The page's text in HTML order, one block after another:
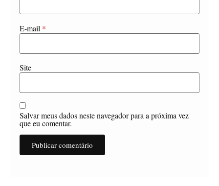
E-mail *
Site
Salvar meus dados neste navegador para a próxima vez
que eu comentar.